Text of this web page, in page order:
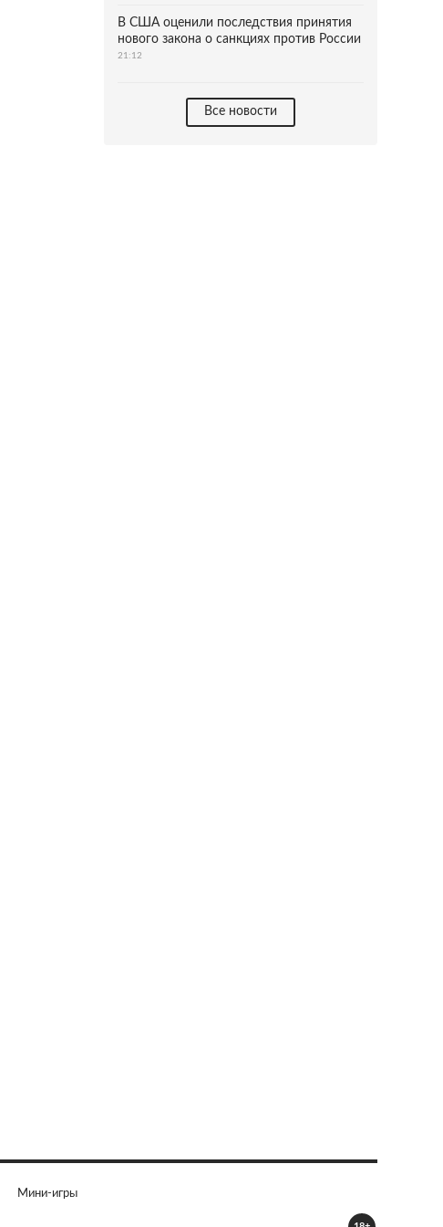
В США оценили последствия принятия
нового закона о санкциях против России
21:12
Все новости
Мини-игры